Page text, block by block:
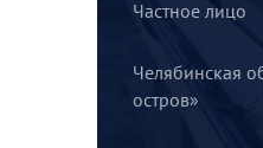
Частное лицо
Челябинская
остров»